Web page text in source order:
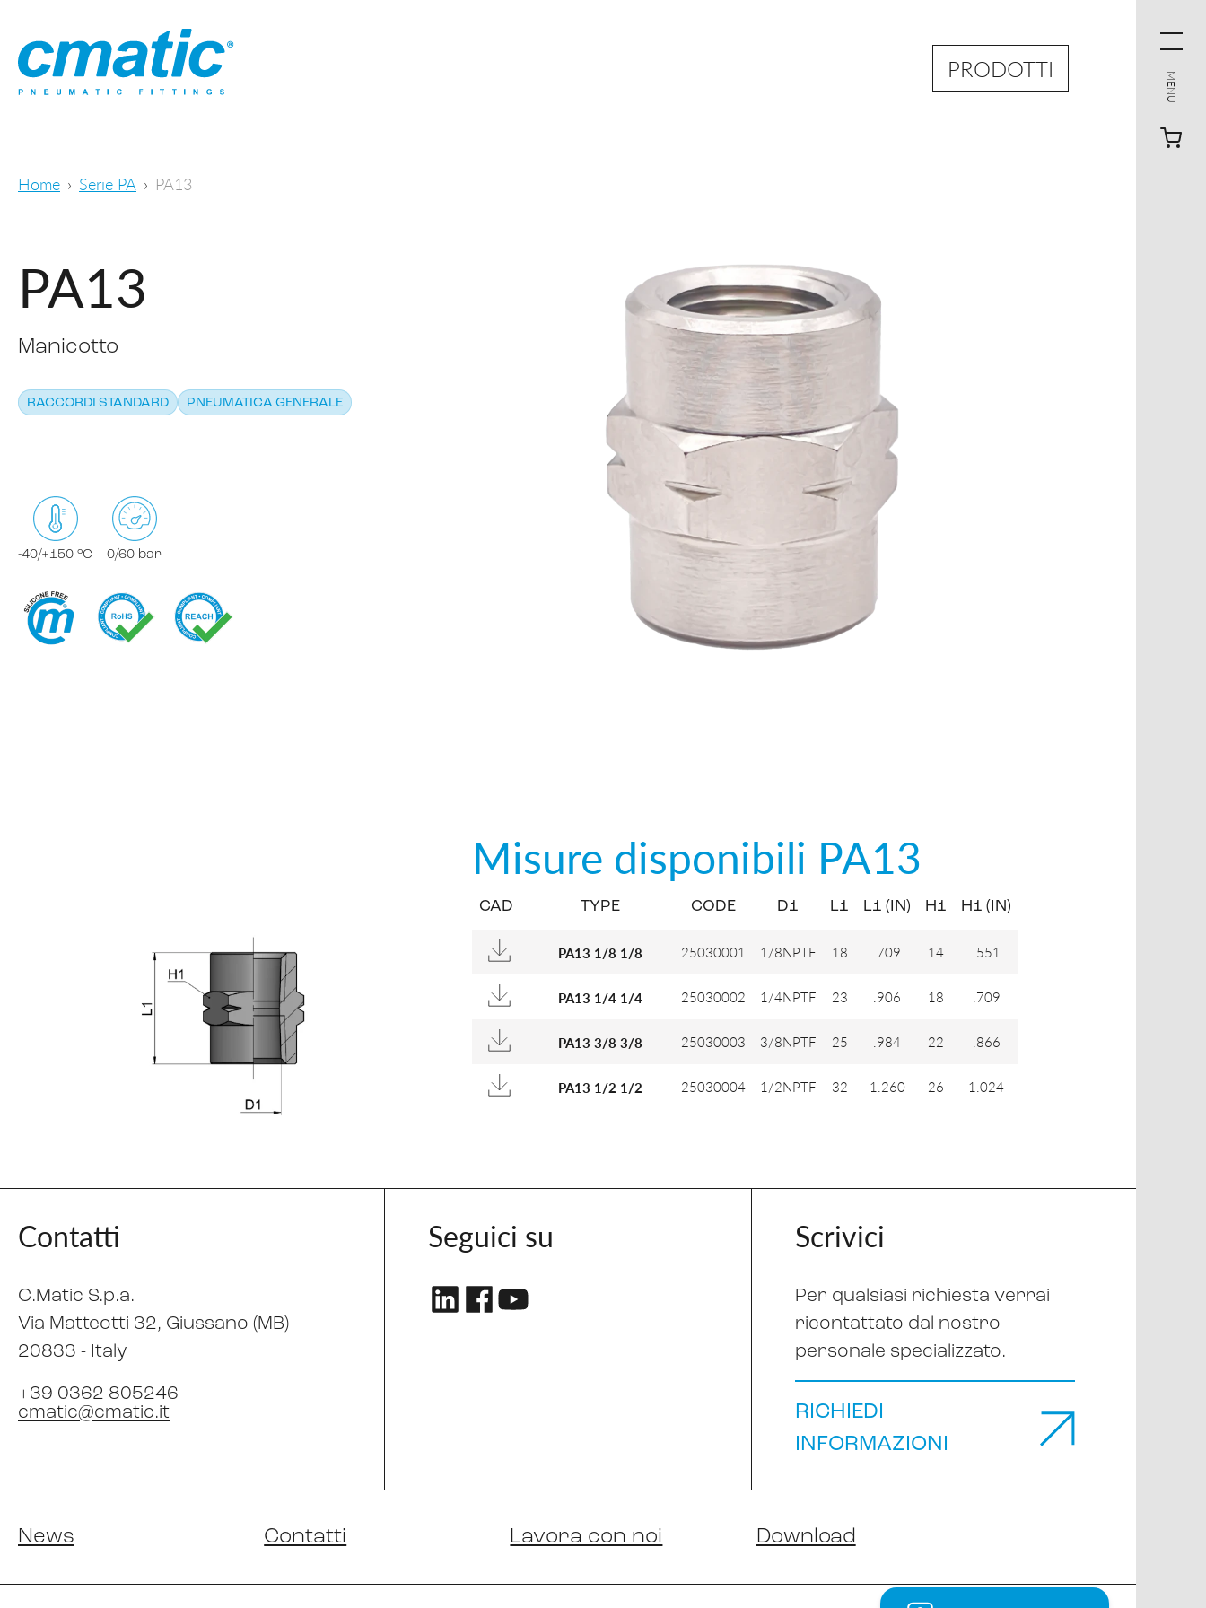
PRODOTTI
MENU
Home Serie PA PA13
PA13
Manicotto
RACCORDI STANDARD PNEUMATICA GENERALE
-40/+150 °C 0/60 bar
Misure disponibili PA13
CAD TYPE CODE D1 L1 L1 (IN) H1 H1 (IN)
PA13 1/8 1/8 25030001 1/8NPTF 18 .709 14 .551
PA13 1/4 1/4 25030002 1/4NPTF 23 .906 18 .709
PA13 3/8 3/8 25030003 3/8NPTF 25 .984 22 .866
PA13 1/2 1/2 25030004 1/2NPTF 32 1.260 26 1.024
Contatti
C.Matic S.p.a.
Via Matteotti 32, Giussano (MB)
20833 - Italy
+39 0362 805246
cmatic@cmatic.it
Seguici su Scrivici
Per qualsiasi richiesta verrai
ricontattato dal nostro
personale specializzato.
RICHIEDI
INFORMAZIONI
News Contatti Lavora con noi Download